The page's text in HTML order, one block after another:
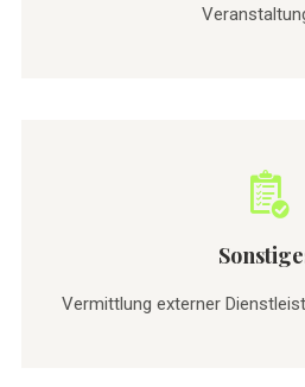
Vermittlung externer